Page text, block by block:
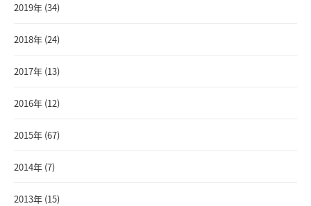
2019年 (34)
2018年 (24)
2017年 (13)
2016年 (12)
2015年 (67)
2014年 (7)
2013年 (15)